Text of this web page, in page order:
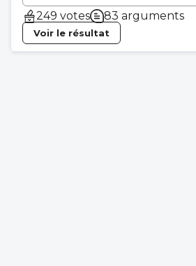
249 votes
83 arguments
Voir le résultat